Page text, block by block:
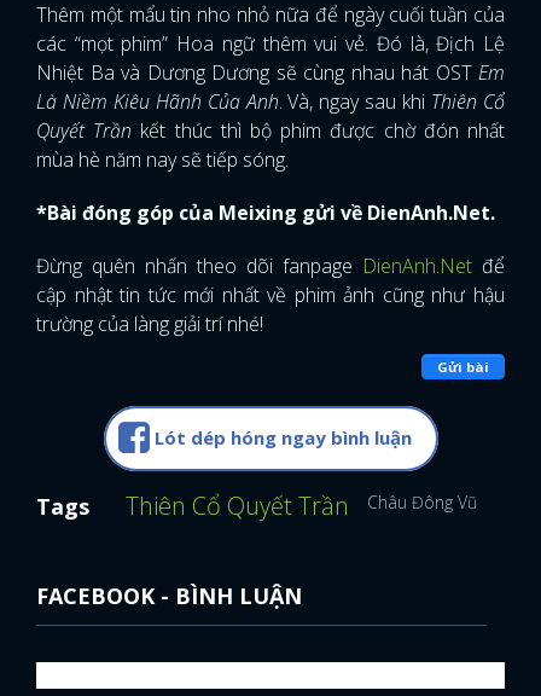
Thêm một mẩu tin nho nhỏ nữa để ngày cuối tuần của
các “mọt phim” Hoa ngữ thêm vui vẻ. Đó là, Địch Lệ
Nhiệt Ba và Dương Dương sẽ cùng nhau hát OST Em
Là Niềm Kiêu Hãnh Của Anh. Và, ngay sau khi Thiên Cổ
Quyết Trần kết thúc thì bộ phim được chờ đón nhất
mùa hè năm nay sẽ tiếp sóng.
*Bài đóng góp của Meixing gửi về DienAnh.Net.
Đừng quên nhấn theo dõi fanpage DienAnh.Net để
cập nhật tin tức mới nhất về phim ảnh cũng như hậu
trường của làng giải trí nhé!
Gửi bài
Lót dép hóng ngay bình luận
Tags Thiên Cổ Quyết Trần Châu Đông Vũ
FACEBOOK - BÌNH LUẬN